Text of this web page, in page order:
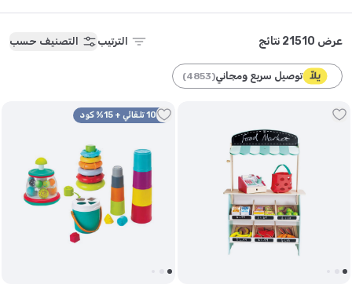
عرض 21510 نتائج الترتيب التصنيف حسب
توصيل سريع ومجاني(
4853
)
10% تلقائي + 15% كود